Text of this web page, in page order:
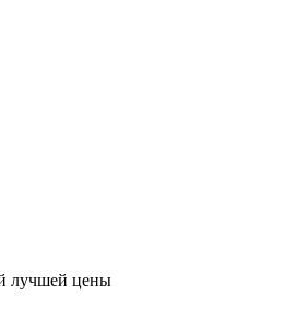
лучшей цены